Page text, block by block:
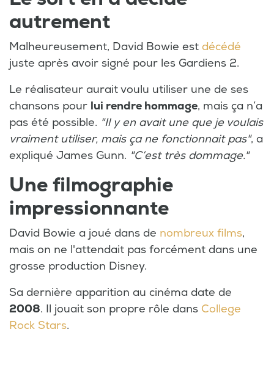
autrement
Malheureusement, David Bowie est décédé
juste après avoir signé pour les Gardiens 2.
Le réalisateur aurait voulu utiliser une de ses
chansons pour lui rendre hommage, mais ça n’a
pas été possible. "Il y en avait une que je voulais
vraiment utiliser, mais ça ne fonctionnait pas", a
expliqué James Gunn. "C’est très dommage."
Une filmographie
impressionnante
David Bowie a joué dans de nombreux films,
mais on ne l'attendait pas forcément dans une
grosse production Disney.
Sa dernière apparition au cinéma date de
2008. Il jouait son propre rôle dans College
Rock Stars.